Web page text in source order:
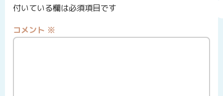
付いている欄は必須項目です
コメント ※